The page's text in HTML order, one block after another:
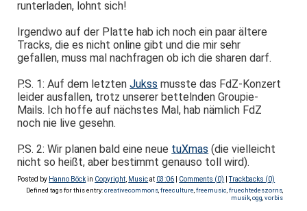
runterladen, lohnt sich!
Irgendwo auf der Platte hab ich noch ein paar ältere
Tracks, die es nicht online gibt und die mir sehr
gefallen, muss mal nachfragen ob ich die sharen darf.
P.S. 1: Auf dem letztenJukss musste das FdZ-Konzert
leider ausfallen, trotz unserer bettelnden Groupie-
Mails. Ich hoffe auf nächstes Mal, hab nämlich FdZ
noch nie live gesehn.
P.S. 2: Wir planen bald eine neue tuXmas (die vielleicht
nicht so heißt, aber bestimmt genauso toll wird).
Posted by Hanno Böckin Copyright Musicat 03:06 Comments (0) |Trackbacks (0)
Defined tags for this entry:creativecommons, freeculture freemusic fruechtedeszorns,
musik, ogg vorbis